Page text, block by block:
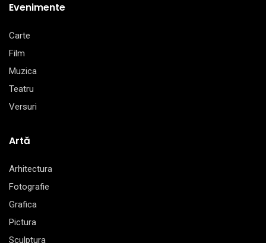
Evenimente
Carte
Film
Muzica
Teatru
Versuri
Artă
Arhitectura
Fotografie
Grafica
Pictura
Sculptura